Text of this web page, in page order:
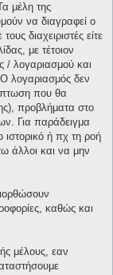
μέλη της
να διαγραφεί ο
διαχειριστές είτε
με τέτοιον
/ λογαριασμού και
λογαριασμός δεν
που θα
προβλήματα στο
Για παράδειγμα
ή πχ τη ροή
άλλοι και να μην
καθώς και
μέλους, εαν